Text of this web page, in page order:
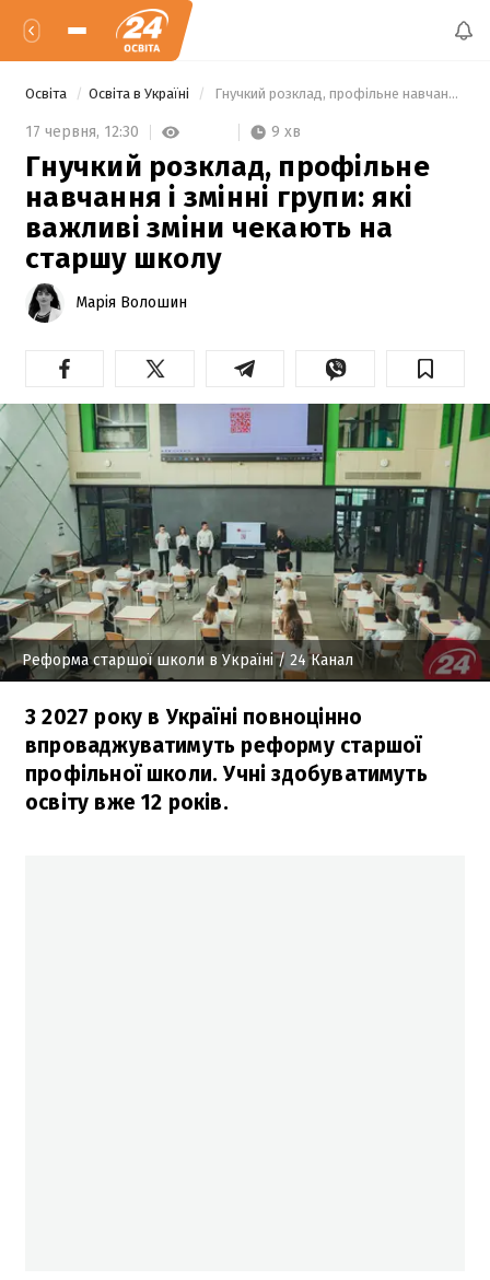
Освіта Освіта в Україні Гнучкий розклад, профільне навчання і змінні групи: які важливі зміни чекають на старшу школу
17 червня, 12:30 9 хв
Гнучкий розклад, профільне
навчання і змінні групи: які
важливі зміни чекають на
старшу школу
Марія Волошин
Реформа старшої школи в Україні/ 24 Канал
З 2027 року в Україні повноцінно
впроваджуватимуть реформу старшої
профільної школи. Учні здобуватимуть
освіту вже 12 років.